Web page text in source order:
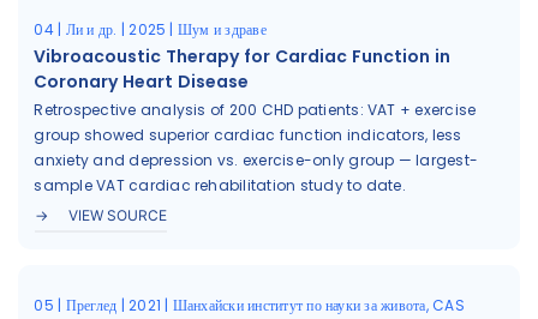
04 | Ли и др. | 2025 | Шум и здраве
Vibroacoustic Therapy for Cardiac Function in
Coronary Heart Disease
Retrospective analysis of 200 CHD patients: VAT + exercise
group showed superior cardiac function indicators, less
anxiety and depression vs. exercise-only group — largest-
sample VAT cardiac rehabilitation study to date.
VIEW SOURCE
05 | Преглед | 2021 | Шанхайски институт по науки за живота, CAS